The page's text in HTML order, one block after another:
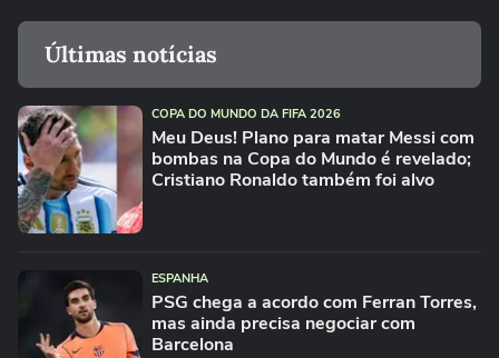
Últimas notícias
COPA DO MUNDO DA FIFA 2026
Meu Deus! Plano para matar Messi com
bombas na Copa do Mundo é revelado;
Cristiano Ronaldo também foi alvo
ESPANHA
PSG chega a acordo com Ferran Torres,
mas ainda precisa negociar com
Barcelona